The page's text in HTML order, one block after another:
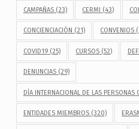
CAMPAÑAS(23) CERMI (43)
CONCIENCIACIÓN (21) CONVENIOS
COVID19(25) CURSOS (52)
DENUNCIAS(29)
DÍA INTERNACIONAL DE LAS PERSONAS
ENTIDADES MIEMBROS(320)